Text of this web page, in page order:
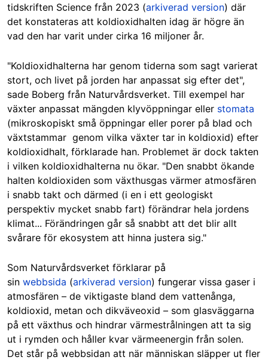
tidskriften Science från 2023 (arkiverad version) där
det konstateras att koldioxidhalten idag är högre än
vad den har varit under cirka 16 miljoner år.
"Koldioxidhalterna har genom tiderna som sagt varierat
stort, och livet på jorden har anpassat sig efter det",
sade Boberg från Naturvårdsverket. Till exempel har
växter anpassat mängden klyvöppningar eller stomata
(mikroskopiskt små öppningar eller porer på blad och
växtstammar genom vilka växter tar in koldioxid) efter
koldioxidhalt, förklarade han. Problemet är dock takten
i vilken koldioxidhalterna nu ökar. "Den snabbt ökande
halten koldioxiden som växthusgas värmer atmosfären
i snabb takt och därmed (i en i ett geologiskt
perspektiv mycket snabb fart) förändrar hela jordens
klimat... Förändringen går så snabbt att det blir allt
svårare för ekosystem att hinna justera sig."
Som Naturvårdsverket förklarar på
sin webbsida (arkiverad version) fungerar vissa gaser i
atmosfären – de viktigaste bland dem vattenånga,
koldioxid, metan och dikväveoxid – som glasväggarna
på ett växthus och hindrar värmestrålningen att ta sig
ut i rymden och håller kvar värmeenergin från solen.
Det står på webbsidan att när människan släpper ut fler